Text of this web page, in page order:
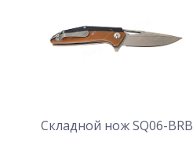
Складной нож SQ06-BRB